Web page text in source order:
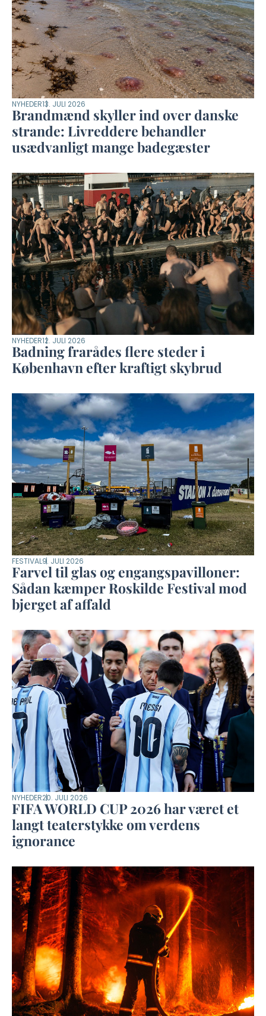
NYHEDER13. JULI 2026
Brandmænd skyller ind over danske
strande: Livreddere behandler
usædvanligt mange badegæster
NYHEDER12. JULI 2026
Badning frarådes flere steder i
København efter kraftigt skybrud
FESTIVAL9. JULI 2026
Farvel til glas og engangspavilloner:
Sådan kæmper Roskilde Festival mod
bjerget af affald
NYHEDER20. JULI 2026
FIFA WORLD CUP 2026 har været et
langt teaterstykke om verdens
ignorance